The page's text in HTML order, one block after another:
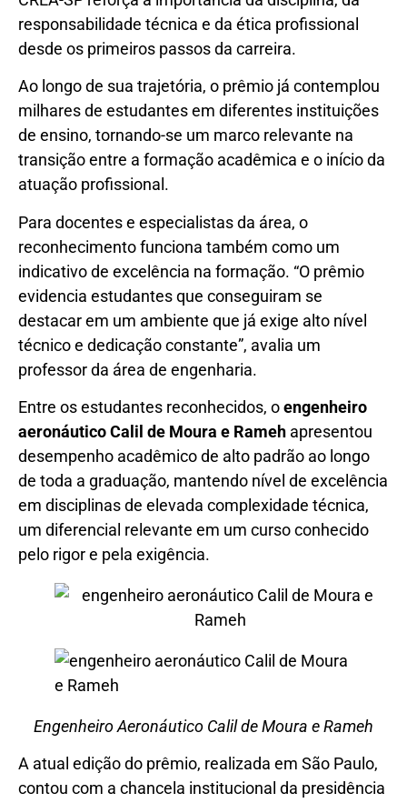
responsabilidade técnica e da ética profissional
desde os primeiros passos da carreira.
Ao longo de sua trajetória, o prêmio já contemplou
milhares de estudantes em diferentes instituições
de ensino, tornando-se um marco relevante na
transição entre a formação acadêmica e o início da
atuação profissional.
Para docentes e especialistas da área, o
reconhecimento funciona também como um
indicativo de excelência na formação. “O prêmio
evidencia estudantes que conseguiram se
destacar em um ambiente que já exige alto nível
técnico e dedicação constante”, avalia um
professor da área de engenharia.
Entre os estudantes reconhecidos, oengenheiro
aeronáutico Calil de Moura e Rameh apresentou
desempenho acadêmico de alto padrão ao longo
de toda a graduação, mantendo nível de excelência
em disciplinas de elevada complexidade técnica,
um diferencial relevante em um curso conhecido
pelo rigor e pela exigência.
Engenheiro Aeronáutico Calil de Moura e Rameh
A atual edição do prêmio, realizada em São Paulo,
contou com a chancela institucional da presidência